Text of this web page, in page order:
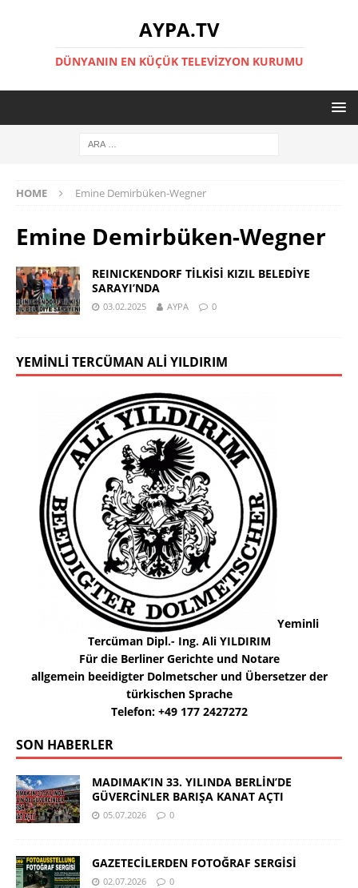
AYPA.TV
DÜNYANIN EN KÜÇÜK TELEVIZYON KURUMU
HOME Emine Demirbüken-Wegner
Emine Demirbüken-Wegner
REINICKENDORF TİLKİSİ KIZIL BELEDİYE
SARAYI’NDA
03.02.2025 AYPA 0
YEMINLI TERCÜMAN ALI YILDIRIM
Yeminli
Tercüman Dipl.- Ing. Ali YILDIRIM
Für die Berliner Gerichte und Notare
allgemein beeidigter Dolmetscher und Übersetzer der
türkischen Sprache
Telefon: +49 177 2427272
SON HABERLER
MADIMAK’IN 33. YILINDA BERLİN’DE
GÜVERCİNLER BARIŞA KANAT AÇTI
05.07.2026 0
GAZETECİLERDEN FOTOĞRAF SERGİSİ
02.07.2026 0